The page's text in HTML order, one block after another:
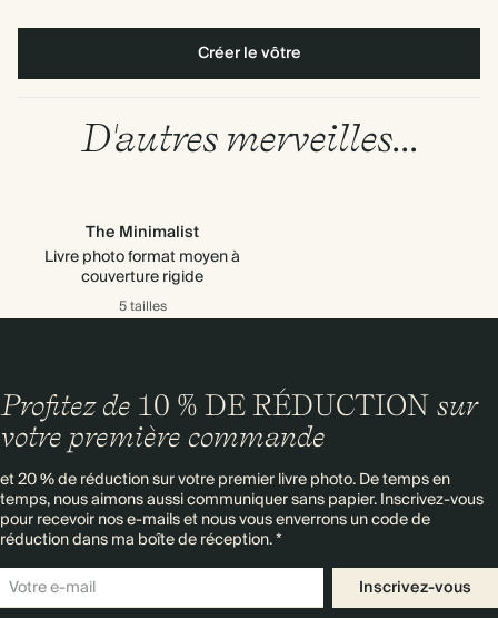
Créer le vôtre
D'autres merveilles...
The Minimalist
Livre photo format moyen à
couverture rigide
5 tailles
Profitez de 10 % DE RÉDUCTION sur
votre première commande
et 20 % de réduction sur votre premier livre photo. De temps en
temps, nous aimons aussi communiquer sans papier. Inscrivez-vous
pour recevoir nos e-mails et nous vous enverrons un code de
réduction dans ma boîte de réception. *
Inscrivez-vous